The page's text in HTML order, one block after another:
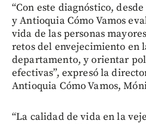
“Con este diagnóstico,
y Antioquia Cómo Vamos
vida de las personas
retos del envejecimiento en
departamento, y orientar
efectivas”, expresó la
Antioquia Cómo Vamos,
“La calidad de vida en la